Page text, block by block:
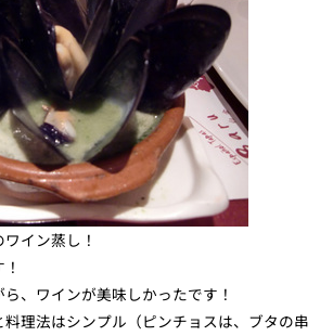
イン蒸し！
、ワインが美味しかったです！
理法はシンプル（ピンチョスは、ブタの串